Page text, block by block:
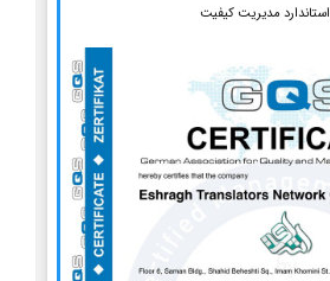
استاندارد مدیریت کیفیت